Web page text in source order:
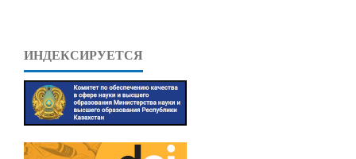
ИНДЕКСИРУЕТСЯ